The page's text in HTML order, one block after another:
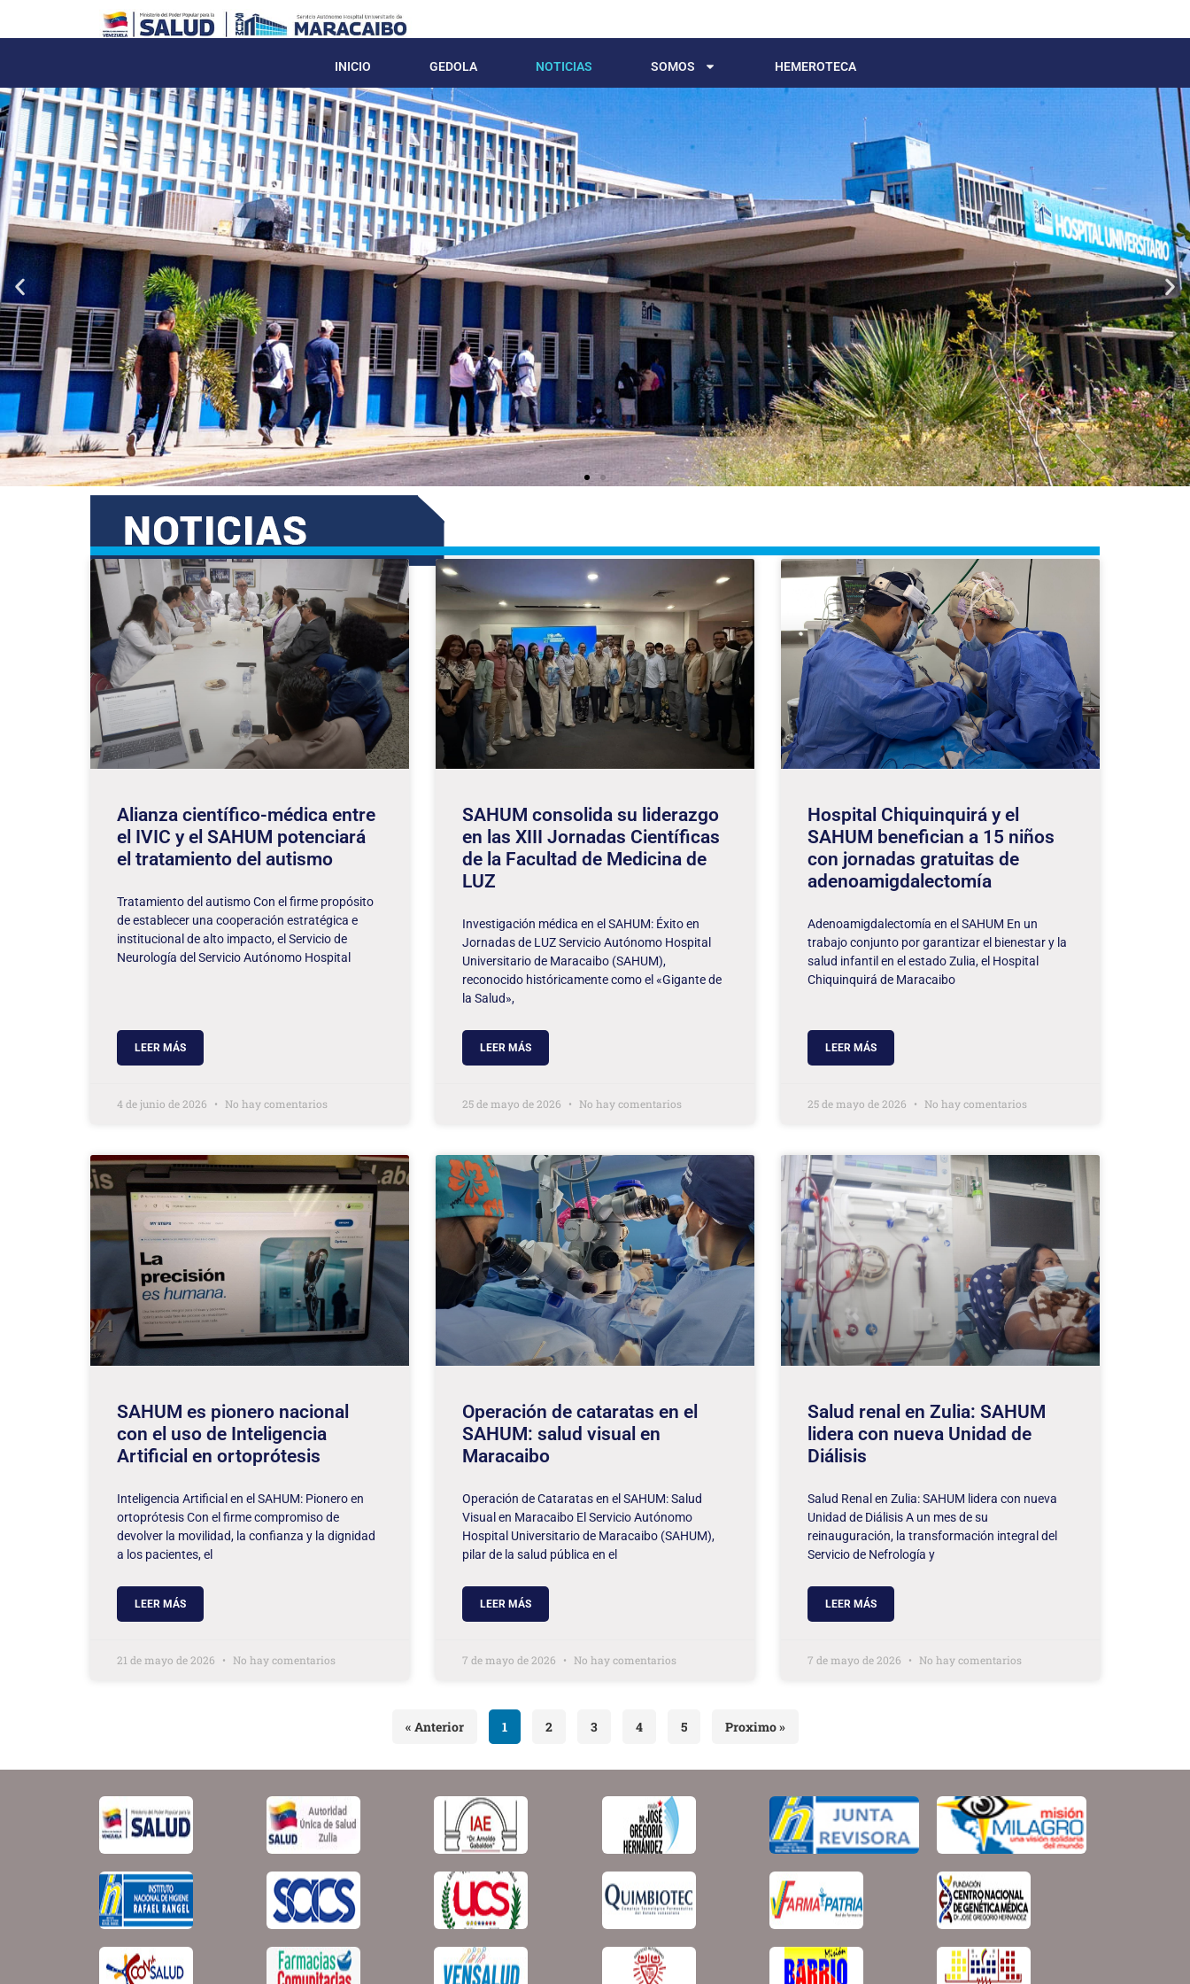
INICIO GEDOLA NOTICIAS SOMOS HEMEROTECA
Alianza científico-médica entre
el IVIC y el SAHUM potenciará
el tratamiento del autismo
Tratamiento del autismo Con el firme propósito
de establecer una cooperación estratégica e
institucional de alto impacto, el Servicio de
Neurología del Servicio Autónomo Hospital
LEER MÁS
4 de junio de 2026 No hay comentarios
SAHUM consolida su liderazgo
en las XIII Jornadas Científicas
de la Facultad de Medicina de
LUZ
Investigación médica en el SAHUM: Éxito en
Jornadas de LUZ Servicio Autónomo Hospital
Universitario de Maracaibo (SAHUM),
reconocido históricamente como el «Gigante de
la Salud»,
LEER MÁS
25 de mayo de 2026 No hay comentarios
Hospital Chiquinquirá y el
SAHUM benefician a 15 niños
con jornadas gratuitas de
adenoamigdalectomía
Adenoamigdalectomía en el SAHUM En un
trabajo conjunto por garantizar el bienestar y la
salud infantil en el estado Zulia, el Hospital
Chiquinquirá de Maracaibo
LEER MÁS
25 de mayo de 2026 No hay comentarios
SAHUM es pionero nacional
con el uso de Inteligencia
Artificial en ortoprótesis
Inteligencia Artificial en el SAHUM: Pionero en
ortoprótesis Con el firme compromiso de
devolver la movilidad, la confianza y la dignidad
a los pacientes, el
LEER MÁS
21 de mayo de 2026 No hay comentarios
Operación de cataratas en el
SAHUM: salud visual en
Maracaibo
Operación de Cataratas en el SAHUM: Salud
Visual en Maracaibo El Servicio Autónomo
Hospital Universitario de Maracaibo (SAHUM),
pilar de la salud pública en el
LEER MÁS
7 de mayo de 2026 No hay comentarios
Salud renal en Zulia: SAHUM
lidera con nueva Unidad de
Diálisis
Salud Renal en Zulia: SAHUM lidera con nueva
Unidad de Diálisis A un mes de su
reinauguración, la transformación integral del
Servicio de Nefrología y
LEER MÁS
7 de mayo de 2026 No hay comentarios
« Anterior 1 2 3 4 5 Proximo »